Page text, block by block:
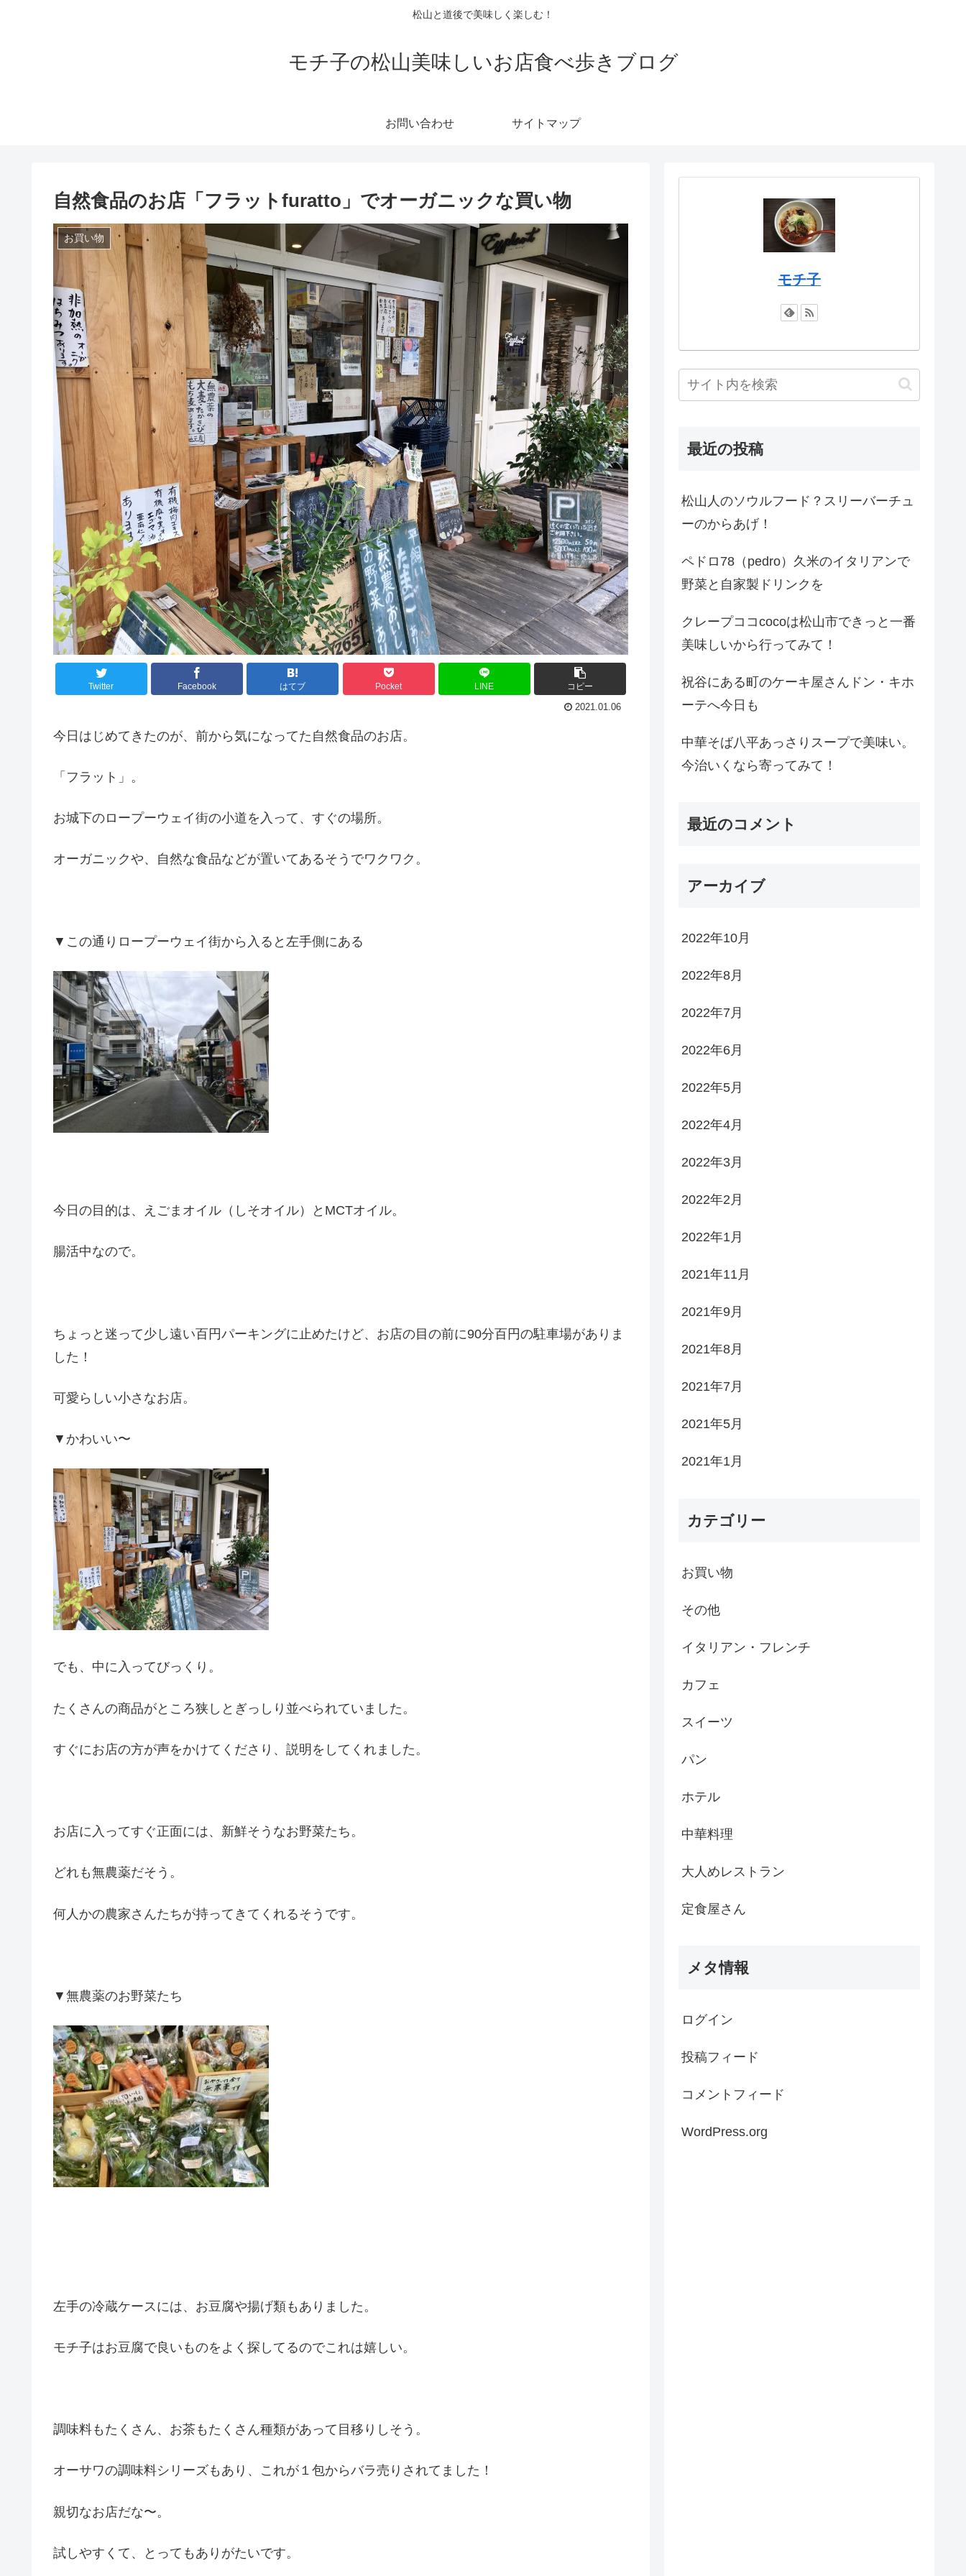
松山と道後で美味しく楽しむ！
モチ子の松山美味しいお店食べ歩きブログ
お問い合わせ サイトマップ
自然食品のお店「フラットfuratto」でオーガニックな買い物
お買い物
Twitter Facebook はてブ Pocket LINE コピー
2021.01.06
今日はじめてきたのが、前から気になってた自然食品のお店。
「フラット」。
お城下のロープーウェイ街の小道を入って、すぐの場所。
オーガニックや、自然な食品などが置いてあるそうでワクワク。
▼この通りロープーウェイ街から入ると左手側にある
今日の目的は、えごまオイル（しそオイル）とMCTオイル。
腸活中なので。
ちょっと迷って少し遠い百円パーキングに止めたけど、お店の目の前に90分百円の駐車場がありま
した！
可愛らしい小さなお店。
▼かわいい〜
でも、中に入ってびっくり。
たくさんの商品がところ狭しとぎっしり並べられていました。
すぐにお店の方が声をかけてくださり、説明をしてくれました。
お店に入ってすぐ正面には、新鮮そうなお野菜たち。
どれも無農薬だそう。
何人かの農家さんたちが持ってきてくれるそうです。
▼無農薬のお野菜たち
左手の冷蔵ケースには、お豆腐や揚げ類もありました。
モチ子はお豆腐で良いものをよく探してるのでこれは嬉しい。
調味料もたくさん、お茶もたくさん種類があって目移りしそう。
オーサワの調味料シリーズもあり、これが１包からバラ売りされてました！
親切なお店だな〜。
試しやすくて、とってもありがたいです。
モチ子
最近の投稿
松山人のソウルフード？スリーバーチュ
ーのからあげ！
ペドロ78（pedro）久米のイタリアンで
野菜と自家製ドリンクを
クレープココcocoは松山市できっと一番
美味しいから行ってみて！
祝谷にある町のケーキ屋さんドン・キホ
ーテへ今日も
中華そば八平あっさりスープで美味い。
今治いくなら寄ってみて！
最近のコメント
アーカイブ
2022年10月
2022年8月
2022年7月
2022年6月
2022年5月
2022年4月
2022年3月
2022年2月
2022年1月
2021年11月
2021年9月
2021年8月
2021年7月
2021年5月
2021年1月
カテゴリー
お買い物
その他
イタリアン・フレンチ
カフェ
スイーツ
パン
ホテル
中華料理
大人めレストラン
定食屋さん
メタ情報
ログイン
投稿フィード
コメントフィード
WordPress.org